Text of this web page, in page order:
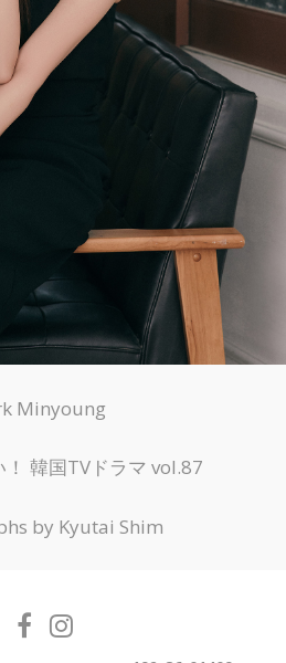
Minyoung
！ 韓国TVドラマ vol.87
by Kyutai Shim